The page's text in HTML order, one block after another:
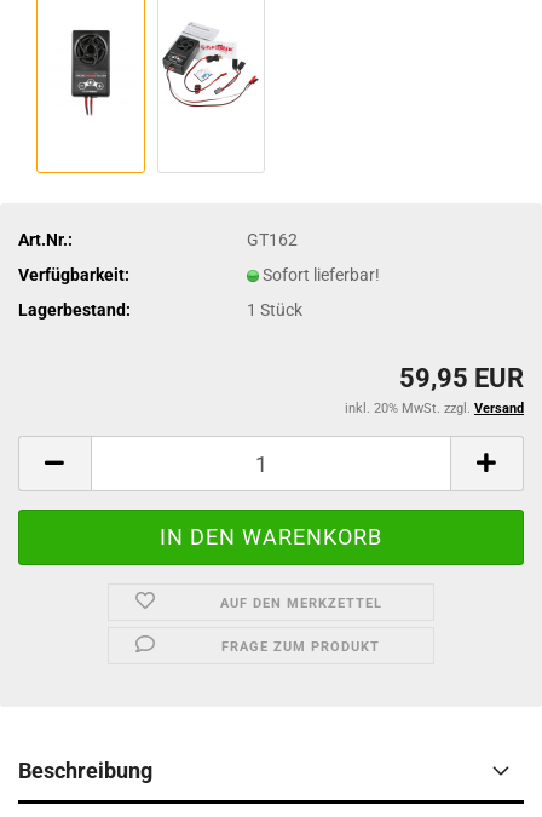
Art.Nr.:
GT162
Verfügbarkeit:
Sofort lieferbar!
Lagerbestand:
1Stück
59,95 EUR
inkl. 20% MwSt. zzgl. Versand
AUF DEN MERKZETTEL
FRAGE ZUM PRODUKT
Beschreibung